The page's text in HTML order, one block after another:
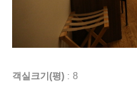
객실크기(평) : 8